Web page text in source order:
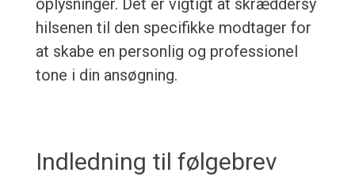
oplysninger. Det er vigtigt at skræddersy
hilsenen til den specifikke modtager for
at skabe en personlig og professionel
tone i din ansøgning.
Indledning til følgebrev